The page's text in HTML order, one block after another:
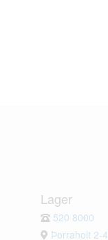
Lager
520 8000
Þorraholt 2-4